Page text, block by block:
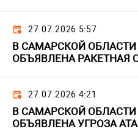
27.07.2026 5:57
В САМАРСКОЙ
ОБЪЯВЛЕНА РАКЕТНАЯ
27.07.2026 4:21
В САМАРСКОЙ
ОБЪЯВЛЕНА УГРОЗА